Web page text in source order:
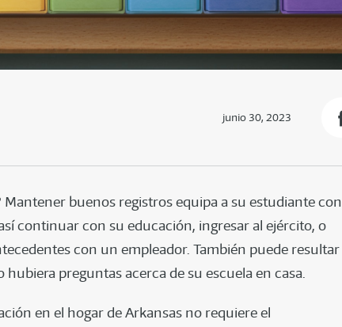
junio 30, 2023
buenos registros equipa a su estudiante con
continuar con su educación, ingresar al ejército, o
con un empleador. También puede resultar
preguntas acerca de su escuela en casa.
en el hogar de Arkansas no requiere el